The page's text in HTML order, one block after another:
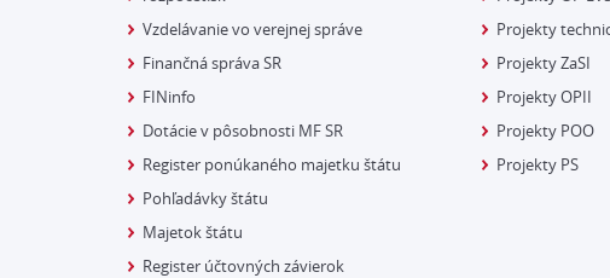
Vzdelávanie vo verejnej správe
Finančná správa SR
FINinfo
Dotácie v pôsobnosti MF SR
Register ponúkaného majetku štátu
Pohľadávky štátu
Majetok štátu
Register účtovných závierok
Projekty
Projekty ZaSI
Projekty OPII
Projekty POO
Projekty PS